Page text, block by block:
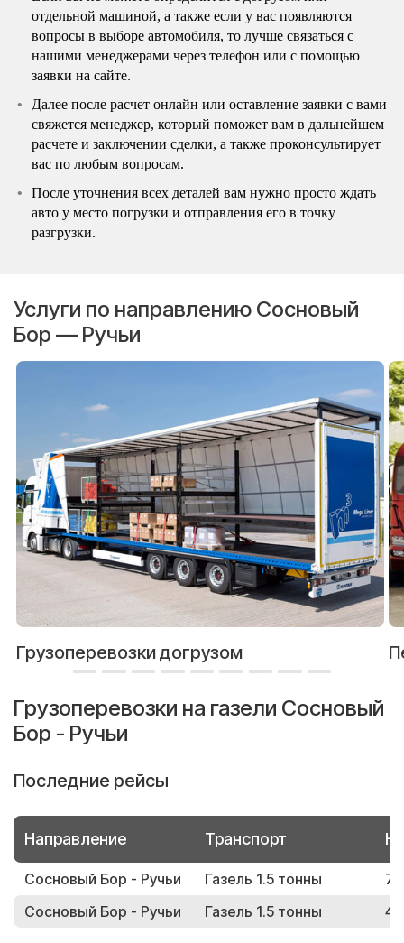
отдельной машиной, а также если у вас появляются
вопросы в выборе автомобиля, то лучше связаться с
нашими менеджерами через телефон или с помощью
заявки на сайте.
Далее после расчет онлайн или оставление заявки с вами
свяжется менеджер, который поможет вам в дальнейшем
расчете и заключении сделки, а также проконсультирует
вас по любым вопросам.
После уточнения всех деталей вам нужно просто ждать
авто у место погрузки и отправления его в точку
разгрузки.
Услуги по направлению Сосновый
Бор — Ручьи
Грузоперевозки догрузом
Грузоперевозки на газели Сосновый
Бор - Ручьи
Последние рейсы
Направление Транспорт
Сосновый Бор - Ручьи Газель 1.5 тонны
Сосновый Бор - Ручьи
Газель 1.5 тонны